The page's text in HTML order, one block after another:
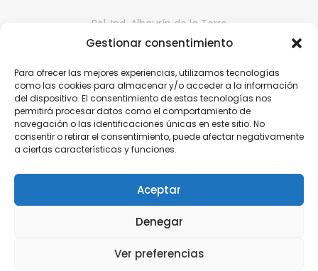
Gestionar consentimiento
Para ofrecer las mejores experiencias, utilizamos tecnologías
como las cookies para almacenar y/o acceder a la información
del dispositivo. El consentimiento de estas tecnologías nos
permitirá procesar datos como el comportamiento de
navegación o las identificaciones únicas en este sitio. No
consentir o retirar el consentimiento, puede afectar negativamente
a ciertas características y funciones.
Aceptar
Denegar
Ver preferencias
Pol. Ind. Alhaurín de la Torre
II fase, Nave 65,
comercialdona@gmail.com
952 416 199 | 646 608 584
Política de Privacidad
Política de cookies
Política de Calidad